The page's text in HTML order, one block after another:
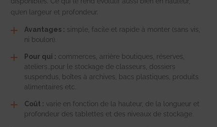
qu’en largeur et profondeur.
Avantages : simple, facile et rapide à monter (sans vis,
ni boulon).
Pour qui : commerces, arrière boutiques, réserves,
ateliers…pour le stockage de classeurs, dossiers
suspendus, boîtes à archives, bacs plastiques, produits
alimentaires etc.
Coût : varie en fonction de la hauteur, de la longueur et
profondeur des tablettes et des niveaux de stockage.